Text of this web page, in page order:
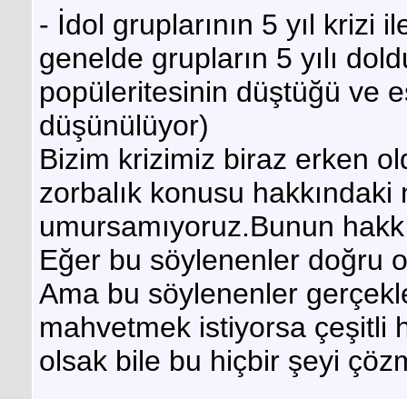
- İdol gruplarının 5 yıl krizi
genelde grupların 5 yılı
popüleritesinin düştüğü ve
düşünülüyor)
Bizim krizimiz biraz erken
zorbalık konusu
umursamıyoruz.Bunun
Eğer bu söylenenler doğru
Ama bu söylenenler
mahvetmek istiyorsa çeşitli
olsak bile bu hiçbir şeyi